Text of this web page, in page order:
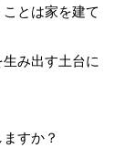
とは家を建て
み出す土台に
すか？